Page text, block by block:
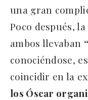
una gran
Poco después,
ambos llevaban
conociéndose,
coincidir en la
los Óscar